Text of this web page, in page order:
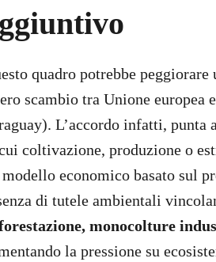
quadro potrebbe
scambio tra Unione europea
L’accordo infatti, punta
coltivazione, produzione o
economico basato sul
di tutele ambientali
monocolture
la pressione su